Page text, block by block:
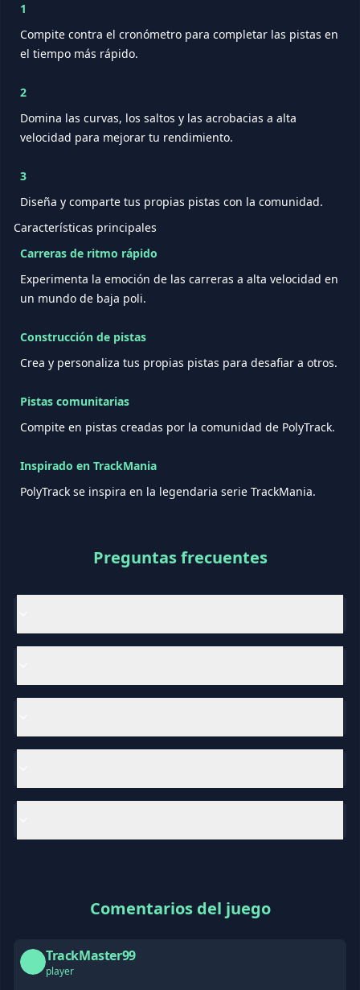
1
Compite contra el cronómetro para completar las pistas en
el tiempo más rápido.
2
Domina las curvas, los saltos y las acrobacias a alta
velocidad para mejorar tu rendimiento.
3
Diseña y comparte tus propias pistas con la comunidad.
Características principales
Carreras de ritmo rápido
Experimenta la emoción de las carreras a alta velocidad en
un mundo de baja poli.
Construcción de pistas
Crea y personaliza tus propias pistas para desafiar a otros.
Pistas comunitarias
Compite en pistas creadas por la comunidad de PolyTrack.
Inspirado en TrackMania
PolyTrack se inspira en la legendaria serie TrackMania.
Preguntas frecuentes
Comentarios del juego
TrackMaster99
player